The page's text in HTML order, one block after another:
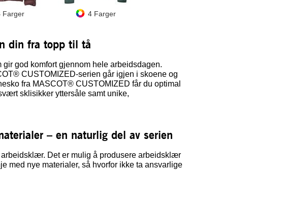
Farger 4 Farger
din fra topp til tå
god komfort gjennom hele arbeidsdagen.
CUSTOMIZED-serien går igjen i skoene og
fra MASCOT® CUSTOMIZED får du optimal
sklisikker yttersåle samt unike,
– en naturlig del av serien
Det er mulig å produsere arbeidsklær
med nye materialer, så hvorfor ikke ta ansvarlige